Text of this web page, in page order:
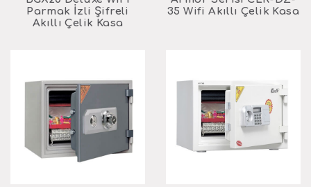
Parmak İzli Şifreli
Akıllı Çelik Kasa
35 Wifi Akıllı Çelik Kasa